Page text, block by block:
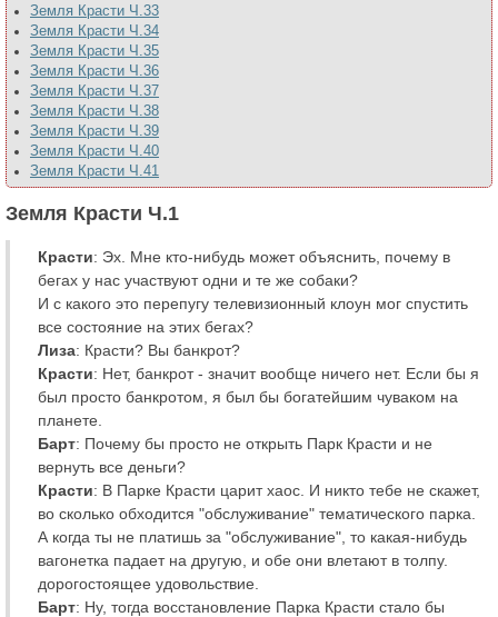
Земля Красти Ч.33
Земля Красти Ч.34
Земля Красти Ч.35
Земля Красти Ч.36
Земля Красти Ч.37
Земля Красти Ч.38
Земля Красти Ч.39
Земля Красти Ч.40
Земля Красти Ч.41
Земля Красти Ч.1
Красти: Эх. Мне кто-нибудь может объяснить, почему в
бегах у нас участвуют одни и те же собаки?
И с какого это перепугу телевизионный клоун мог спустить
все состояние на этих бегах?
Лиза: Красти? Вы банкрот?
Красти: Нет, банкрот - значит вообще ничего нет. Если бы я
был просто банкротом, я был бы богатейшим чуваком на
планете.
Барт: Почему бы просто не открыть Парк Красти и не
вернуть все деньги?
Красти: В Парке Красти царит хаос. И никто тебе не скажет,
во сколько обходится "обслуживание" тематического парка.
А когда ты не платишь за "обслуживание", то какая-нибудь
вагонетка падает на другую, и обе они влетают в толпу.
дорогостоящее удовольствие.
Барт: Ну, тогда восстановление Парка Красти стало бы